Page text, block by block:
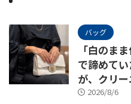
バッグ
「白のま
で諦めて
が、クリ
2026/8/6